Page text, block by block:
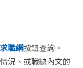
職網按鈕查詢。
況、或職缺內文的